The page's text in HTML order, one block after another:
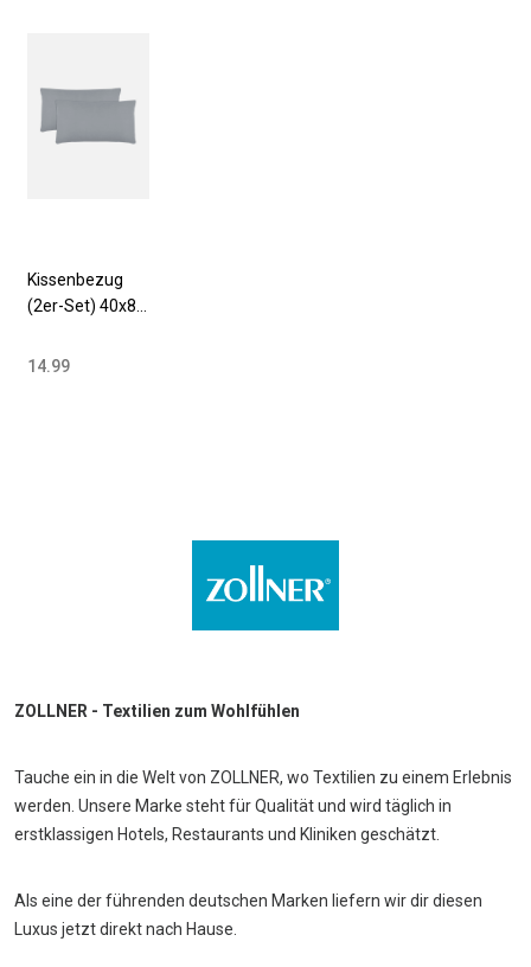
Kissenbezug
(2er-Set) 40x80
grau
14.99
ZOLLNER - Textilien zum Wohlfühlen
Tauche ein in die Welt von ZOLLNER, wo Textilien zu einem Erlebnis
werden. Unsere Marke steht für Qualität und wird täglich in
erstklassigen Hotels, Restaurants und Kliniken geschätzt.
Als eine der führenden deutschen Marken liefern wir dir diesen
Luxus jetzt direkt nach Hause.